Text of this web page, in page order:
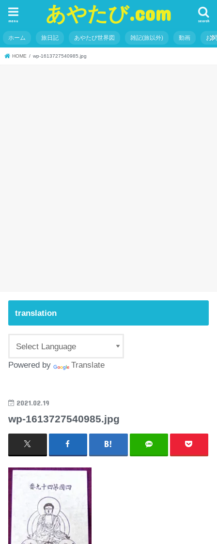
あやたび.com search
menu
ホーム 旅日記 あやたび世界図 雑記(旅以外) 動画 お
HOME wp-1613727540985.jpg
translation
Powered by Translate
2021.02.19
wp-1613727540985.jpg